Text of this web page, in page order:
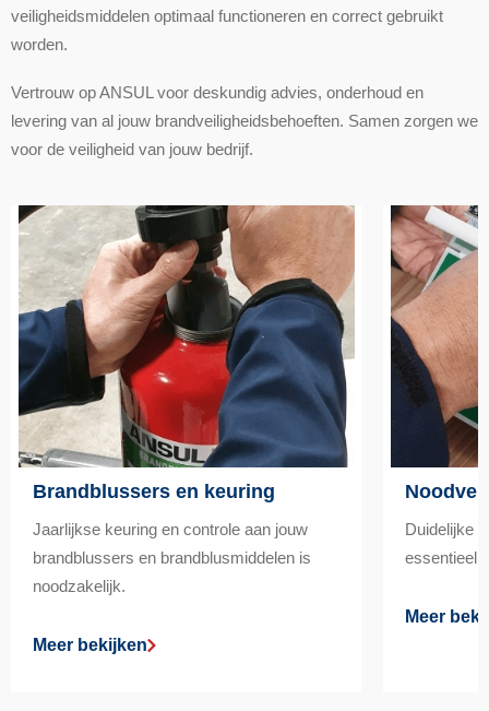
veiligheidsmiddelen optimaal functioneren en correct gebruikt
worden.
Vertrouw op ANSUL voor deskundig advies, onderhoud en
levering van al jouw brandveiligheidsbehoeften. Samen zorgen we
voor de veiligheid van jouw bedrijf.
Brandblussers en keuring
Jaarlijkse keuring en controle aan jouw
brandblussers en brandblusmiddelen is
noodzakelijk.
Meer bekijken
Duidelijke
essentieel
Meer